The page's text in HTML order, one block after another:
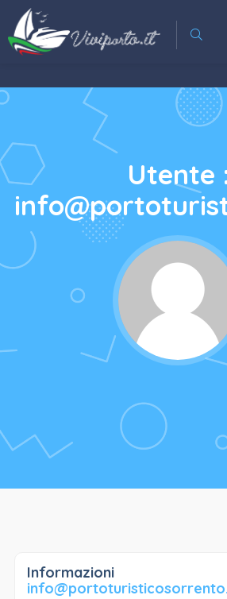
Utente :
Informazioni